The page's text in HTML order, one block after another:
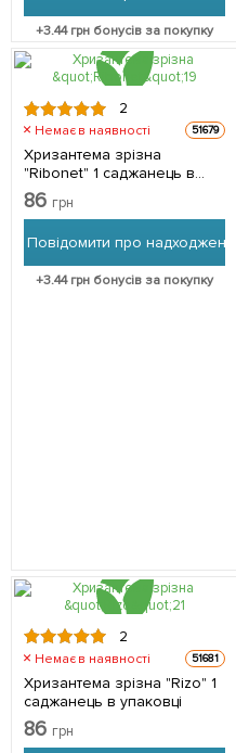
+3.44грн бонусів за покупку
2
Немає в наявності 51679
Хризантема зрізна
"Ribonet" 1 саджанець в
упаковці
86 грн
Повідомити про надходження
+3.44грн бонусів за покупку
2
Немає в наявності 51681
Хризантема зрізна "Rizo" 1
саджанець в упаковці
86 грн